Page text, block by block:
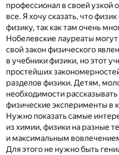
профессионал в своей узкой
все. Я хочу сказать, что
физику, так как там очень
Нобелевские лауреаты
свой закон физического
в учебники физики, но этот
простейших
разделов физики. Детям,
необходимости
физические эксперименты в
Нужно показать самые
из химии, физики на разные
и максимальным
Для этого не нужно быть